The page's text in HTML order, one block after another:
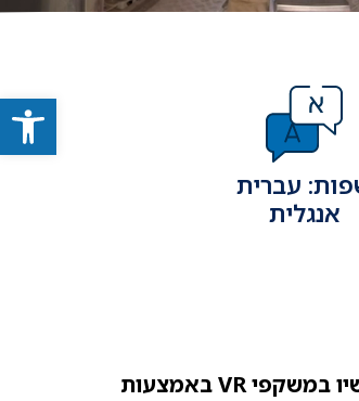
עברית
אנגלית
סיפור הגבורה של סא"ל מתן אלגרבלי עכשיו במשקפי VR באמצעות